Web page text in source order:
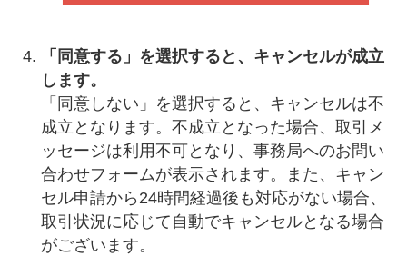
「同意する」を選択すると、キャンセルが成立
します。
「同意しない」を選択すると、キャンセルは不
成立となります。不成立となった場合、取引メ
ッセージは利用不可となり、事務局へのお問い
合わせフォームが表示されます。また、キャン
セル申請から24時間経過後も対応がない場合、
取引状況に応じて自動でキャンセルとなる場合
がございます。